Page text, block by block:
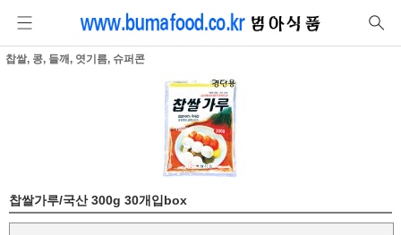
찹쌀, 콩, 들깨, 엿기름, 슈퍼콘
찹쌀가루/국산 300g 30개입box